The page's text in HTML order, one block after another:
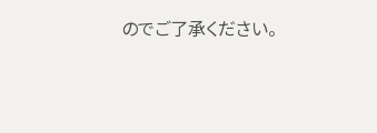
のでご了承ください。